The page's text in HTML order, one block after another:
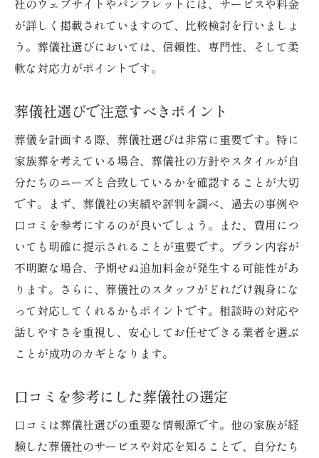
社のウェブサイトやパンフレットには、サービスや料金
が詳しく掲載されていますので、比較検討を行いましょ
う。葬儀社選びにおいては、信頼性、専門性、そして柔
軟な対応力がポイントです。
葬儀社選びで注意すべきポイント
葬儀を計画する際、葬儀社選びは非常に重要です。特に
家族葬を考えている場合、葬儀社の方針やスタイルが自
分たちのニーズと合致しているかを確認することが大切
です。まず、葬儀社の実績や評判を調べ、過去の事例や
口コミを参考にするのが良いでしょう。また、費用につ
いても明確に提示されることが重要です。プラン内容が
不明瞭な場合、予期せぬ追加料金が発生する可能性があ
ります。さらに、葬儀社のスタッフがどれだけ親身にな
って対応してくれるかもポイントです。相談時の対応や
話しやすさを重視し、安心してお任せできる業者を選ぶ
ことが成功のカギとなります。
口コミを参考にした葬儀社の選定
口コミは葬儀社選びの重要な情報源です。他の家族が経
験した葬儀社のサービスや対応を知ることで、自分たち